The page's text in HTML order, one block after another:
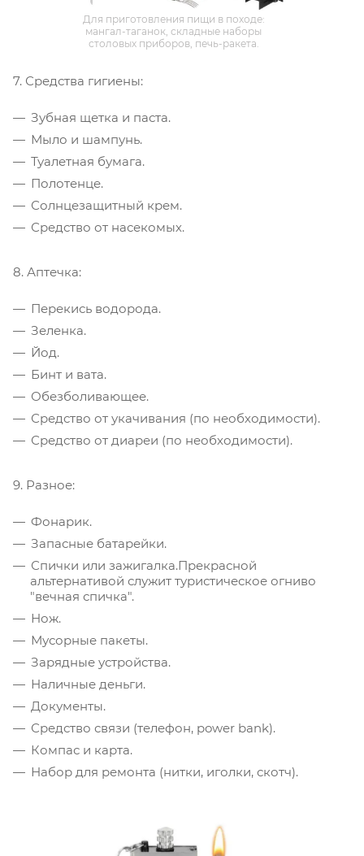
Для приготовления пищи в походе:
мангал-таганок, складные наборы
столовых приборов, печь-ракета.
7. Средства гигиены:
Зубная щетка и паста.
Мыло и шампунь.
Туалетная бумага.
Полотенце.
Солнцезащитный крем.
Средство от насекомых.
8. Аптечка:
Перекись водорода.
Зеленка.
Йод.
Бинт и вата.
Обезболивающее.
Средство от укачивания (по необходимости).
Средство от диареи (по необходимости).
9. Разное:
Фонарик.
Запасные батарейки.
Спички или зажигалка.Прекрасной
альтернативой служит туристическое огниво
"вечная спичка".
Нож.
Мусорные пакеты.
Зарядные устройства.
Наличные деньги.
Документы.
Средство связи (телефон, power bank).
Компас и карта.
Набор для ремонта (нитки, иголки, скотч).